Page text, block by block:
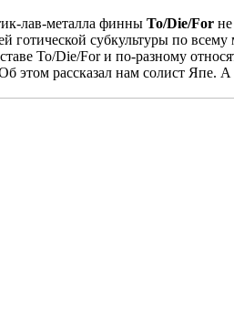
лав-металла финны To/Die/For
готической субкультуры по
To/Die/For и по-разному
этом рассказал нам солист Япе.